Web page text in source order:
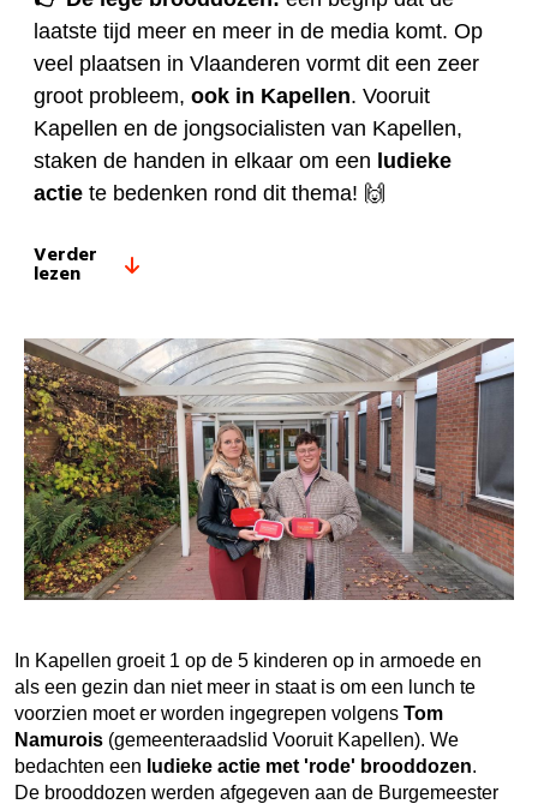
laatste tijd meer en meer in de media komt. Op
veel plaatsen in Vlaanderen vormt dit een zeer
groot probleem, ook in Kapellen. Vooruit
Kapellen en de jongsocialisten van Kapellen,
staken de handen in elkaar om een ludieke
actie te bedenken rond dit thema! 🙌
Verder
lezen
In Kapellen groeit 1 op de 5 kinderen op in armoede en
als een gezin dan niet meer in staat is om een lunch te
voorzien moet er worden ingegrepen volgens Tom
Namurois (gemeenteraadslid Vooruit Kapellen). We
bedachten een ludieke actie met 'rode' brooddozen.
De brooddozen werden afgegeven aan de Burgemeester